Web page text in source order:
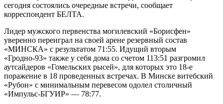
сегодня состоялись очередные встречи, сообщает
корреспондент БЕЛТА.
Лидер мужского первенства могилевский «Борисфен»
уверенно переиграл на своей арене резервный состав
«МИНСКА» с результатом 71:55. Идущий вторым
«Гродно-93» также у себя дома со счетом 113:51 разгромил
аутсайдеров «Гомельских рысей», для которых это 18-е
поражение в 18 проведенных встречах. В Минске витебский
«Рубон» с минимальным перевесом одолел столичный
«Импульс-БГУИР» — 78:77.